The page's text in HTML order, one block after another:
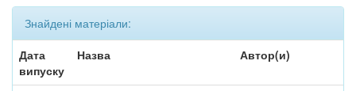
Знайдені матеріали:
Дата
випуску
Назва Автор(и)